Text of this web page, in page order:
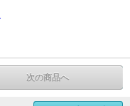
次の商品へ